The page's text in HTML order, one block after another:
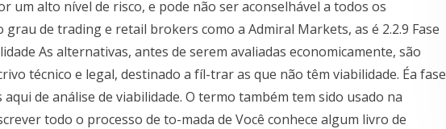
um alto nível de risco, e pode não ser aconselhável a todos os
grau de trading e retail brokers como a Admiral Markets, as é 2.2.9 Fase
As alternativas, antes de serem avaliadas economicamente, são
técnico e legal, destinado a fíl-trar as que não têm viabilidade. Éa fase
de análise de viabilidade. O termo também tem sido usado na
todo o processo de to-mada de Você conhece algum livro de